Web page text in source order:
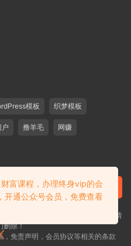
模板 织梦模板
户 撸羊毛 网赚
于网络，若侵犯了您的合法权益，请
删除！
免责声明，会员协议等相关的条款
富课程，办理终身vip的会
开通公众号会员，免费查看